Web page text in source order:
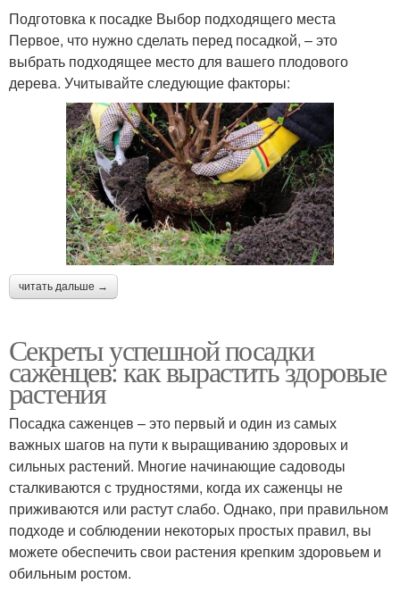
Подготовка к посадке Выбор подходящего места
Первое, что нужно сделать перед посадкой, – это
выбрать подходящее место для вашего плодового
дерева. Учитывайте следующие факторы:
читать дальше →
Секреты успешной посадки
саженцев: как вырастить здоровые
растения
Посадка саженцев – это первый и один из самых
важных шагов на пути к выращиванию здоровых и
сильных растений. Многие начинающие садоводы
сталкиваются с трудностями, когда их саженцы не
приживаются или растут слабо. Однако, при правильном
подходе и соблюдении некоторых простых правил, вы
можете обеспечить свои растения крепким здоровьем и
обильным ростом.